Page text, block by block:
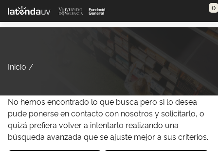
Saltar al contenido principal 0
Inicio
No hemos encontrado lo que busca pero si lo desea
pude ponerse en contacto con nosotros y solicitarlo, o
quizá prefiera volver a intentarlo realizando una
búsqueda avanzada que se ajuste mejor a sus criterios.